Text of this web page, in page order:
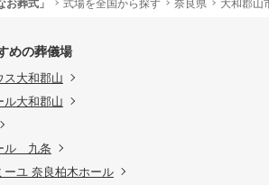
めの葬儀場
ス大和郡山
ル大和郡山
ル 九条
ーユ 奈良柏木ホール